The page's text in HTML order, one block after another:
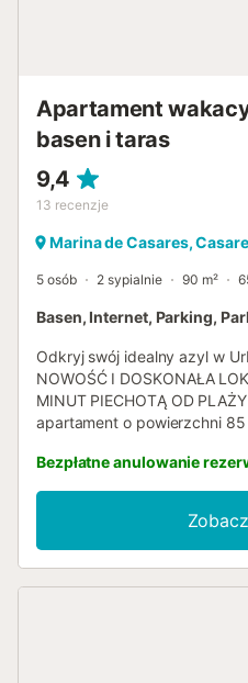
Apartament
basen i taras
9,4
13 recenzje
Marina de Casares,
5 osób 2 sypialnie 90 m²
Basen, Internet, Parking,
Odkryj swój idealny azyl w
NOWOŚĆ I DOSKONAŁA
MINUT PIECHOTĄ OD
apartament o powierzchni
Z otwartą kuchnią i jasnym
nowoczesną i przytulną
andaluzyjskiej architekturze.
strony południowej z
sypialnia z bezpośrednim
Bezpłatne anulowanie